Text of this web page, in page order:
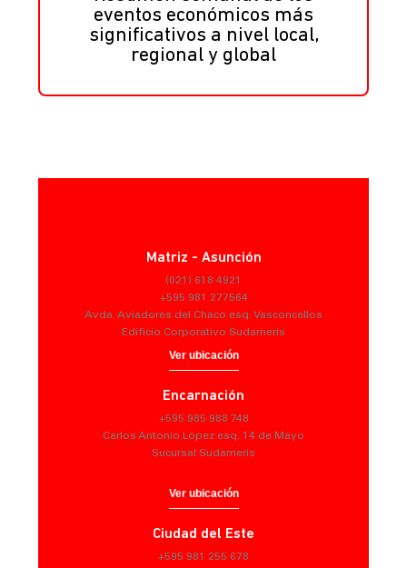
eventos económicos más
significativos a nivel local,
regional y global
Matriz - Asunción
(021) 618 4921
+595 981 277564
Avda. Aviadores del Chaco esq. Vasconcellos
Edificio Corporativo Sudameris
Ver ubicación
Encarnación
+595 985 988 748
Carlos Antonio López esq. 14 de Mayo
Sucursal Sudameris
Ver ubicación
Ciudad del Este
+595 981 255 678